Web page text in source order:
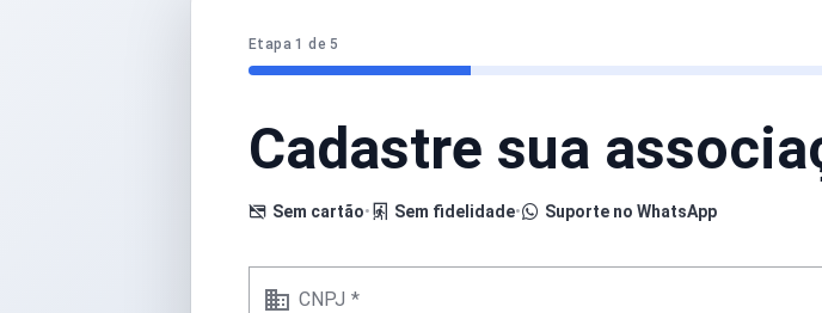
Etapa 1 de 5
Cadastre sua
Sem cartão• Sem fidelidade• Suporte no WhatsApp
CNPJ *